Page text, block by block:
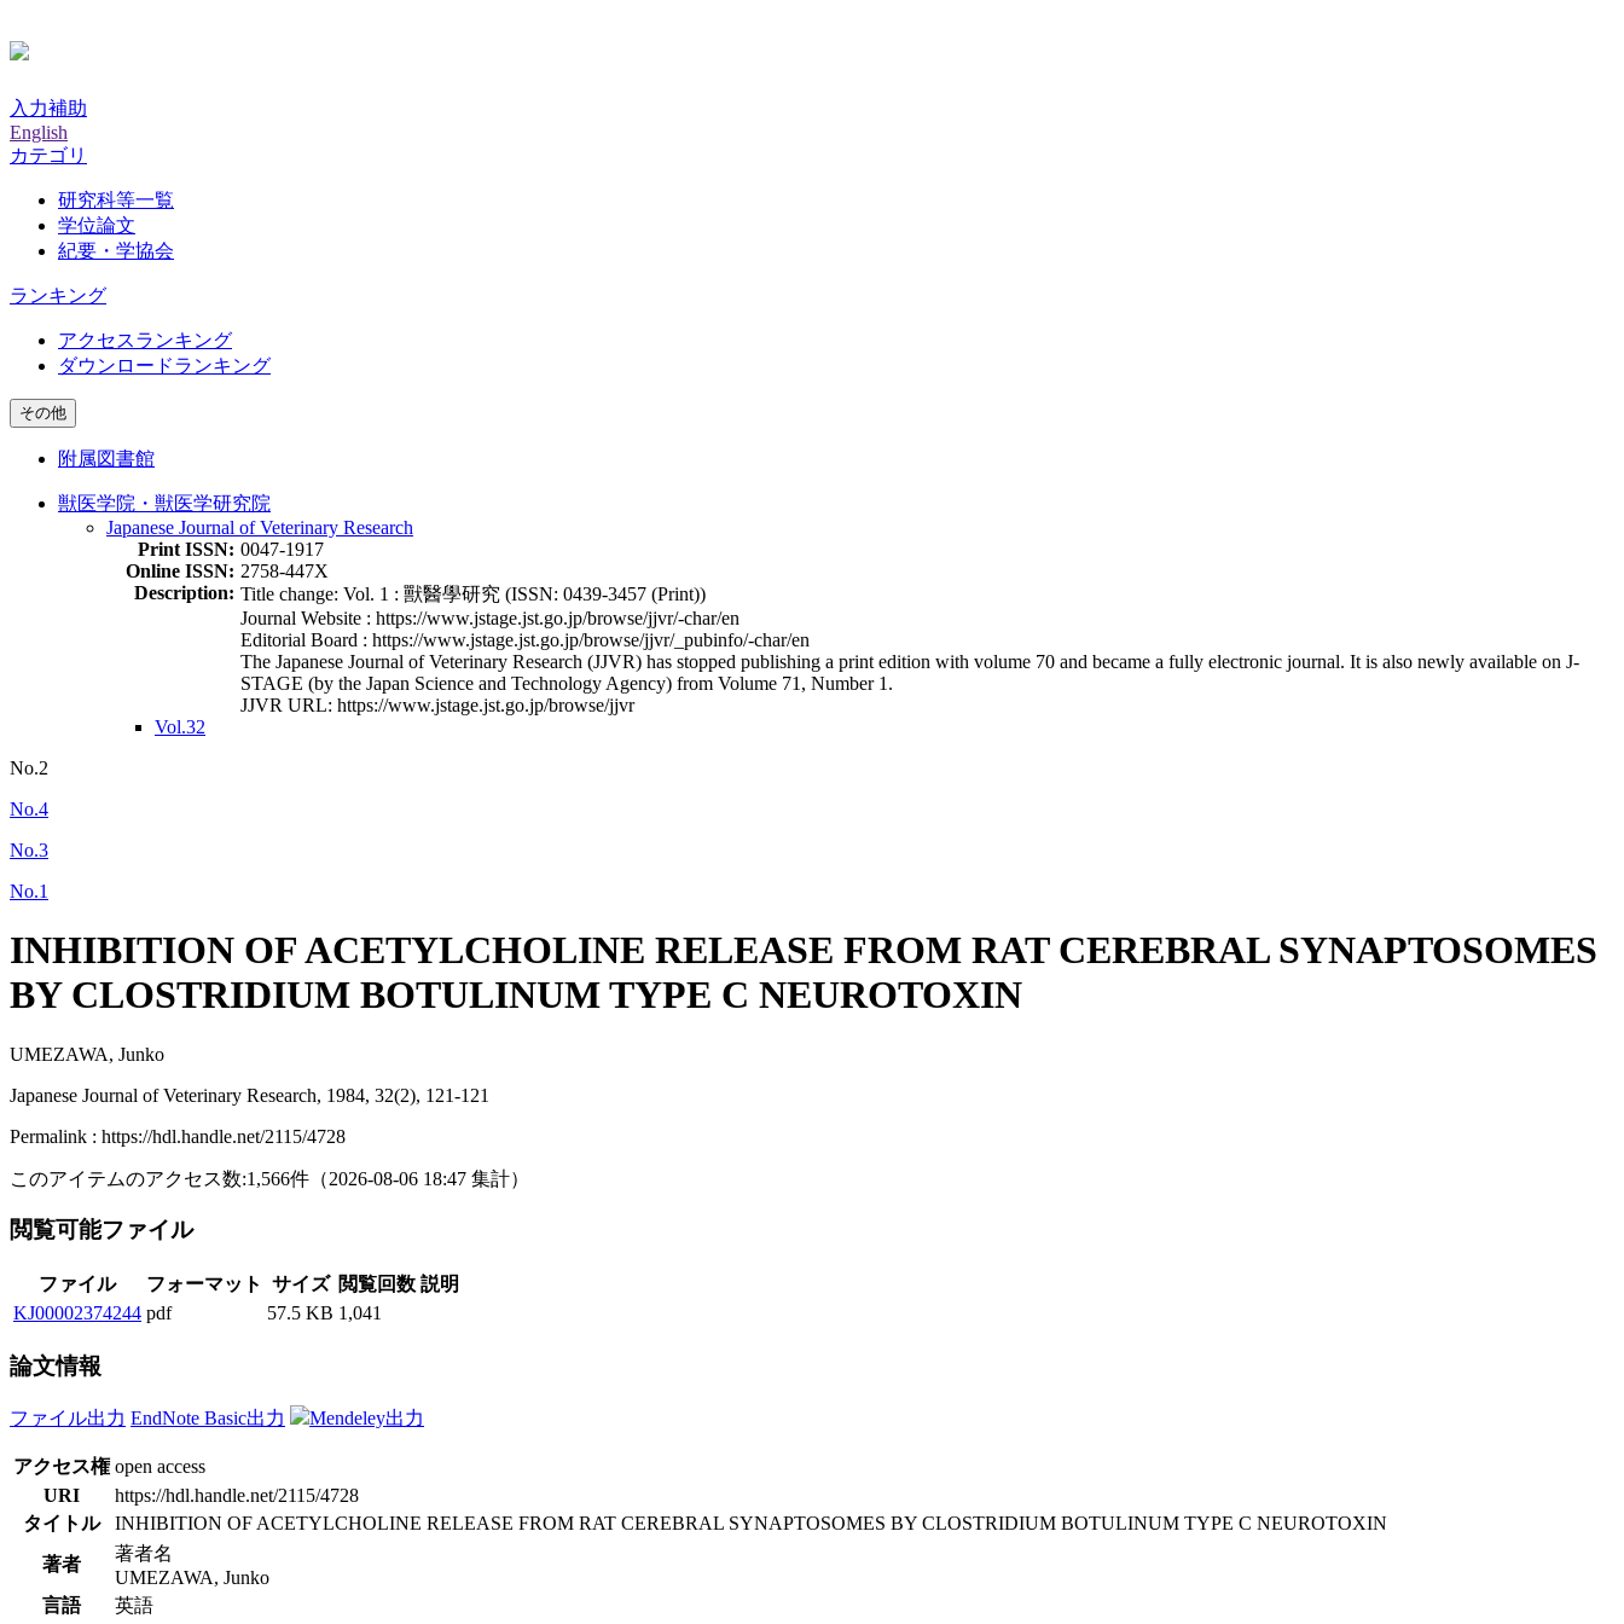
入力補助
English
カテゴリ
研究科等一覧
学位論文
紀要・学協会
ランキング
アクセスランキング
ダウンロードランキング
その他
附属図書館
獣医学院・獣医学研究院
Japanese Journal of Veterinary Research
Print ISSN: 0047-1917
Online ISSN: 2758-447X
Description: Title change: Vol. 1 : 獸醫學研究 (ISSN: 0439-3457 (Print))
Journal Website : https://www.jstage.jst.go.jp/browse/jjvr/-char/en
Editorial Board : https://www.jstage.jst.go.jp/browse/jjvr/_pubinfo/-char/en
The Japanese Journal of Veterinary Research (JJVR) has stopped publishing a print edition with volume 70 and became a fully electronic journal. It is also newly available on J-
STAGE (by the Japan Science and Technology Agency) from Volume 71, Number 1.
JJVR URL: https://www.jstage.jst.go.jp/browse/jjvr
Vol.32
No.2
No.4
No.3
No.1
INHIBITION OF ACETYLCHOLINE RELEASE FROM RAT CEREBRAL SYNAPTOSOMES
BY CLOSTRIDIUM BOTULINUM TYPE C NEUROTOXIN
UMEZAWA, Junko
Japanese Journal of Veterinary Research, 1984, 32(2), 121-121
Permalink : https://hdl.handle.net/2115/4728
このアイテムのアクセス数:1,566件 （2026-08-06 18:47 集計）
閲覧可能ファイル
ファイル フォーマット サイズ 閲覧回数 説明
KJ00002374244 pdf 57.5 KB 1,041
論文情報
ファイル出力 EndNote Basic出力 Mendeley出力
アクセス権 open access
URI
https://hdl.handle.net/2115/4728
タイトル
INHIBITION OF ACETYLCHOLINE RELEASE FROM RAT CEREBRAL SYNAPTOSOMES BY CLOSTRIDIUM BOTULINUM TYPE C NEUROTOXIN
著者
著者名
UMEZAWA, Junko
言語
英語